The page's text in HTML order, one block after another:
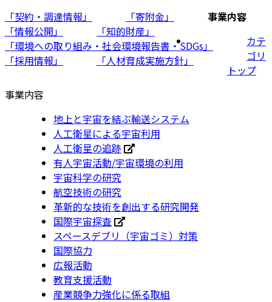
「契約・調達情報」
「寄附金」
「情報公開」
「知的財産」
「環境への取り組み・社会環境報告書・SDGs」
「採用情報」
「人材育成実施方針」
事業内容
カテ
ゴリ
トップ
事業内容
地上と宇宙を結ぶ輸送システム
人工衛星による宇宙利用
人工衛星の追跡
有人宇宙活動/宇宙環境の利用
宇宙科学の研究
航空技術の研究
革新的な技術を創出する研究開発
国際宇宙探査
スペースデブリ（宇宙ゴミ）対策
国際協力
広報活動
教育支援活動
産業競争力強化に係る取組